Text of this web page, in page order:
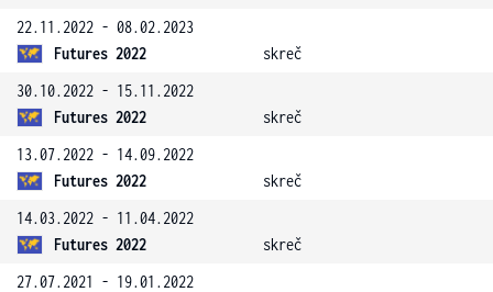
22.11.2022 - 08.02.2023
Futures 2022
skreč
30.10.2022 - 15.11.2022
Futures 2022
skreč
13.07.2022 - 14.09.2022
Futures 2022
skreč
14.03.2022 - 11.04.2022
Futures 2022
skreč
27.07.2021 - 19.01.2022